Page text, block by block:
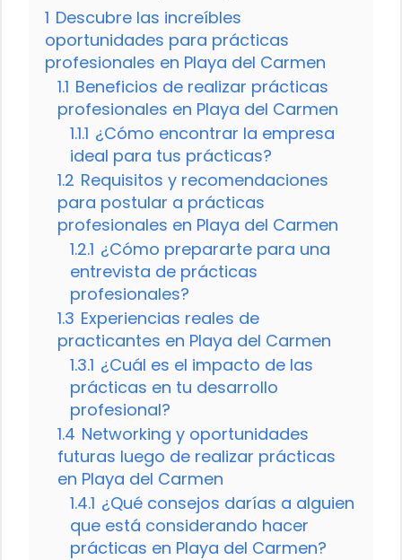
1 Descubre las increíbles
oportunidades para prácticas
profesionales en Playa del Carmen
1.1 Beneficios de realizar prácticas
profesionales en Playa del Carmen
1.1.1 ¿Cómo encontrar la empresa
ideal para tus prácticas?
1.2 Requisitos y recomendaciones
para postular a prácticas
profesionales en Playa del Carmen
1.2.1 ¿Cómo prepararte para una
entrevista de prácticas
profesionales?
1.3 Experiencias reales de
practicantes en Playa del Carmen
1.3.1 ¿Cuál es el impacto de las
prácticas en tu desarrollo
profesional?
1.4 Networking y oportunidades
futuras luego de realizar prácticas
en Playa del Carmen
1.4.1 ¿Qué consejos darías a alguien
que está considerando hacer
prácticas en Playa del Carmen?